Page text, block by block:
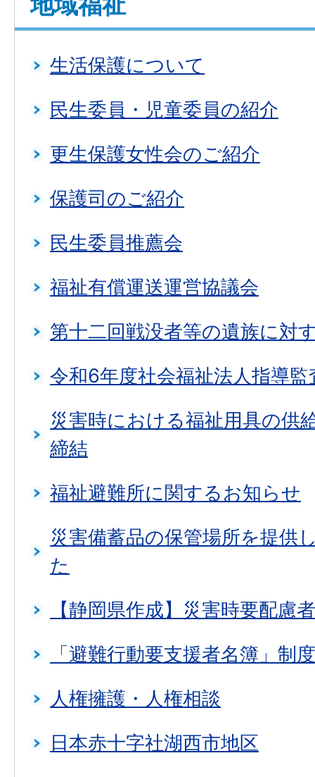
生活保護について
民生委員・児童委員の紹介
更生保護女性会のご紹介
保護司のご紹介
民生委員推薦会
福祉有償運送運営協議会
第十二回戦没者等の遺族に対
令和6年度社会福祉法人指導
災害時における福祉用具の供
締結
福祉避難所に関するお知らせ
災害備蓄品の保管場所を提供
た
【静岡県作成】災害時要配慮
「避難行動要支援者名簿」制
人権擁護・人権相談
日本赤十字社湖西市地区